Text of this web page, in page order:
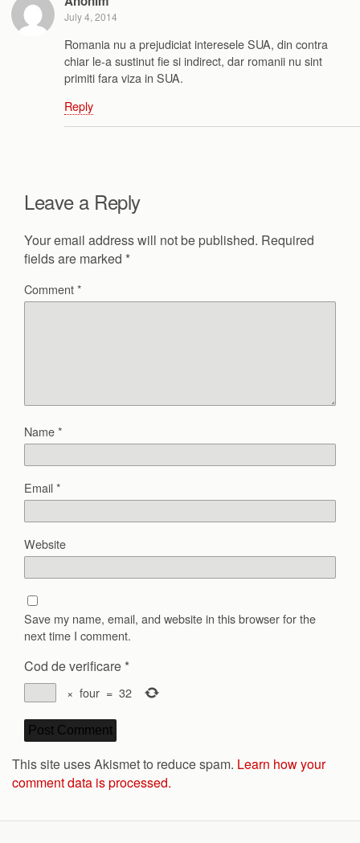
July 4, 2014
Romania nu a prejudiciat interesele SUA, din contra
chiar le-a sustinut fie si indirect, dar romanii nu sint
primiti fara viza in SUA.
Reply
Leave a Reply
Your email address will not be published. Required
fields are marked *
Comment*
Name*
Email*
Website
Save my name, email, and website in this browser for the
next time I comment.
Cod de verificare *
× four = 32
This site uses Akismet to reduce spam. Learn how your
comment data is processed.